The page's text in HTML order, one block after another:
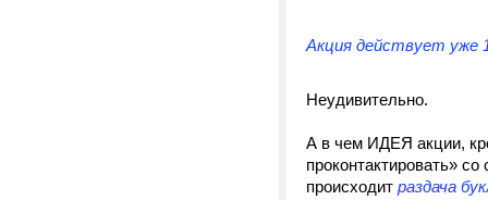
Акция действует уже
Неудивительно.
А в чем ИДЕЯ акции,
проконтактировать»
происходит раздача